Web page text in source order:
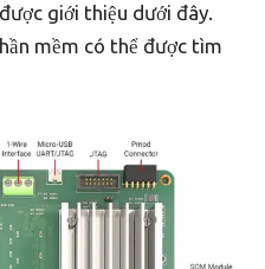
giới thiệu dưới đây.
mềm có thể được tìm